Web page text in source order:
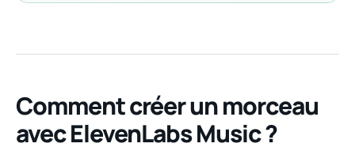
Comment créer un morceau
avec ElevenLabs Music ?